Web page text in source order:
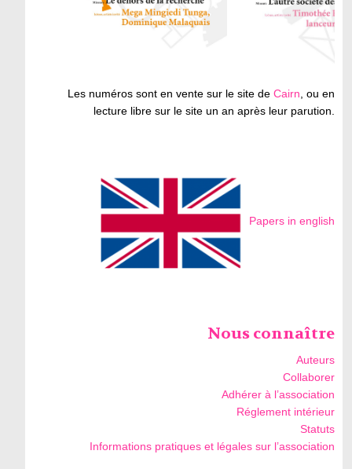
Les numéros sont en vente sur le site deCairn, ou en
lecture libre sur le site un an après leur parution.
Papers in english
Nous connaître
Auteurs
Collaborer
Adhérer à l’association
Réglement intérieur
Statuts
Informations pratiques et légales sur l’association